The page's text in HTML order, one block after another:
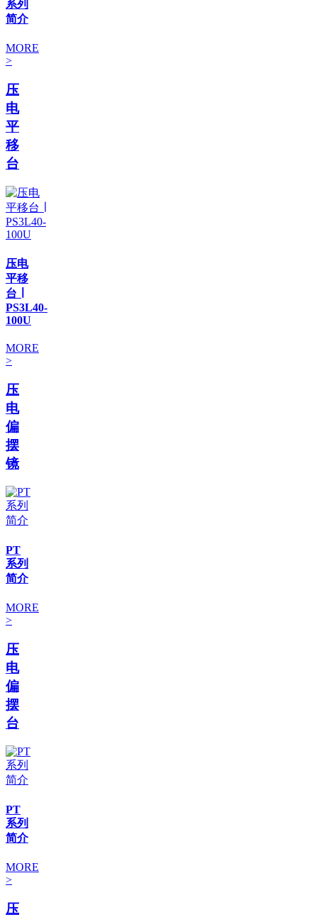
系列
简介
MORE
>
压
电
平
移
台
压电
平移
台 ∣
PS3L40-
100U
MORE
>
压
电
偏
摆
镜
PT
系列
简介
MORE
>
压
电
偏
摆
台
PT
系列
简介
MORE
>
压